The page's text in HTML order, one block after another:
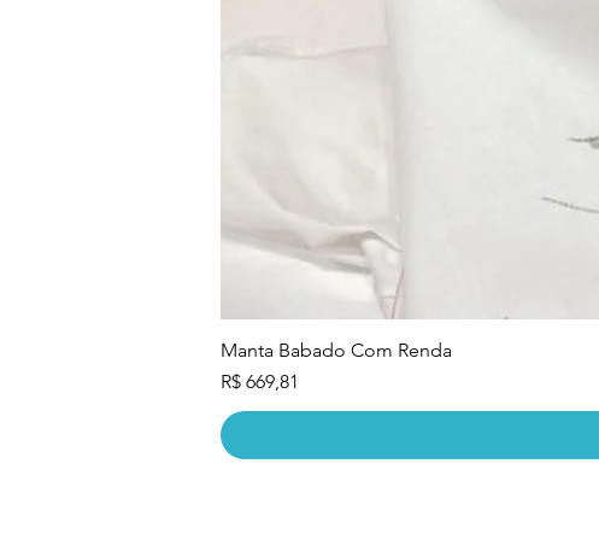
Manta Babado Com Renda
Preço
R$ 669,81